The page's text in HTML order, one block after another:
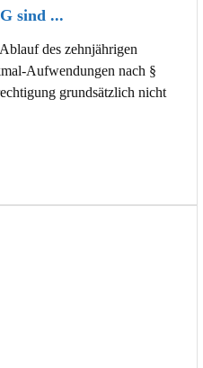
sind ...
des zehnjährigen
Aufwendungen nach §
grundsätzlich nicht